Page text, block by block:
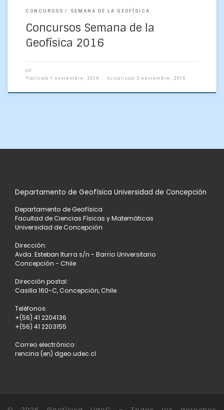
CONCURSOS SEMANA DE LA GEOFÍSICA
Concursos Semana de la
Geofísica 2016
por
Publicada 1 noviembre, 2016 Actualizado 2 noviembre, 2016
Departamento de Geofísica Universidad de Concepción
Departamento de Geofísica
Facultad de Ciencias Físicas y Matemáticas
Universidad de Concepción
Dirección:
Avda. Esteban Iturra s/n - Barrio Universitario
Concepción - Chile
Dirección postal:
Casilla 160-C, Concepción, Chile
Teléfonos:
+(56) 41 2204136
+(56) 41 2203155
Correo electrónico:
rencina (en) dgeo.udec.cl